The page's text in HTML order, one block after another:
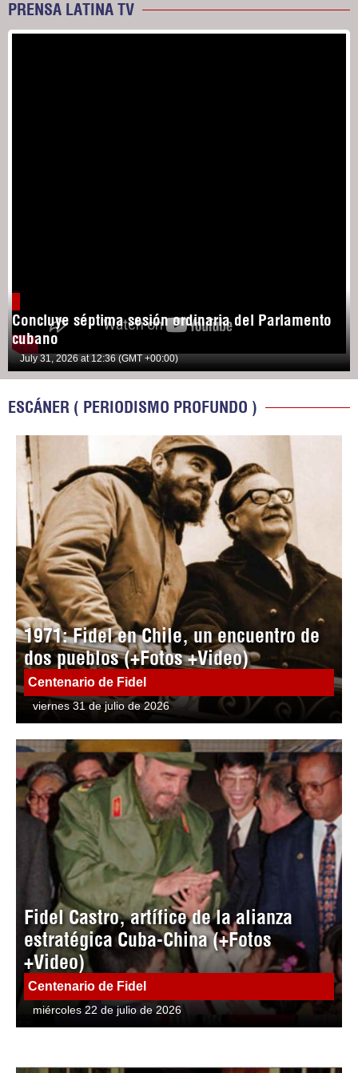
PRENSA LATINA TV
Concluye séptima sesión ordinaria del Parlamento
cubano
July 31, 2026 at 12:36 (GMT +00:00)
ESCÁNER ( PERIODISMO PROFUNDO )
1971: Fidel en Chile, un encuentro de
dos pueblos (+Fotos +Video)
Centenario de Fidel
viernes 31 de julio de 2026
Fidel Castro, artífice de la alianza
estratégica Cuba-China (+Fotos
+Video)
Centenario de Fidel
miércoles 22 de julio de 2026